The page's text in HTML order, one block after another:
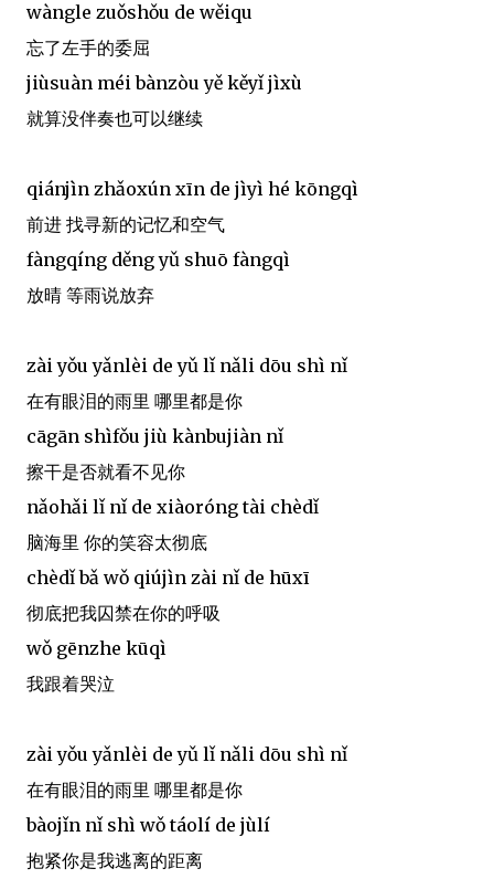
wàngle zuǒshǒu de wěiqu
忘了左手的委屈
jiùsuàn méi bànzòu yě kěyǐ jìxù
就算没伴奏也可以继续
qiánjìn zhǎoxún xīn de jìyì hé kōngqì
前进 找寻新的记忆和空气
fàngqíng děng yǔ shuō fàngqì
放晴 等雨说放弃
zài yǒu yǎnlèi de yǔ lǐ nǎli dōu shì nǐ
在有眼泪的雨里 哪里都是你
cāgān shìfǒu jiù kànbujiàn nǐ
擦干是否就看不见你
nǎohǎi lǐ nǐ de xiàoróng tài chèdǐ
脑海里 你的笑容太彻底
chèdǐ bǎ wǒ qiújìn zài nǐ de hūxī
彻底把我囚禁在你的呼吸
wǒ gēnzhe kūqì
我跟着哭泣
zài yǒu yǎnlèi de yǔ lǐ nǎli dōu shì nǐ
在有眼泪的雨里 哪里都是你
bàojǐn nǐ shì wǒ táolí de jùlí
抱紧你是我逃离的距离